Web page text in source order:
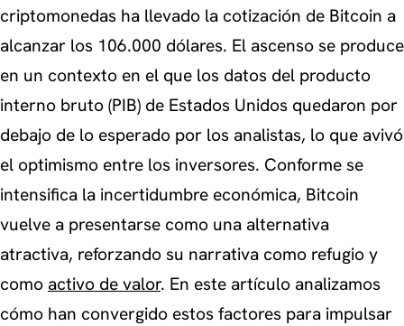
criptomonedas ha llevado la cotización de Bitcoin a
alcanzar los 106.000 dólares. El ascenso se produce
en un contexto en el que los datos del producto
interno bruto (PIB) de Estados Unidos quedaron por
debajo de lo esperado por los analistas, lo que avivó
el optimismo entre los inversores. Conforme se
intensifica la incertidumbre económica, Bitcoin
vuelve a presentarse como una alternativa
atractiva, reforzando su narrativa como refugio y
como activo de valor. En este artículo analizamos
cómo han convergido estos factores para impulsar